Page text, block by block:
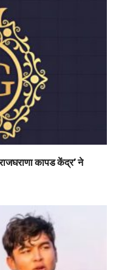
कापड केंद्र’ ने